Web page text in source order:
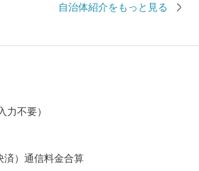
離にあり、東北中央自動車道の東根イン
自治体紹介をもっと見る
力不要）
済）通信料金合算